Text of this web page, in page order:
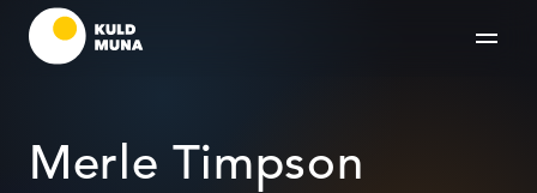
Merle Timpson